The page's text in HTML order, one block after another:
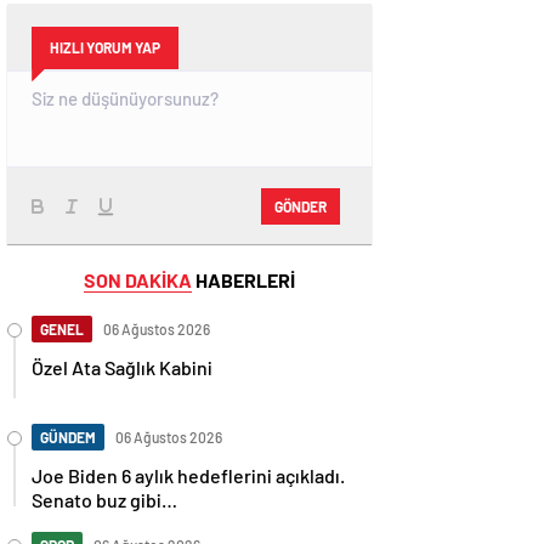
HIZLI YORUM YAP
GÖNDER
SON DAKİKA HABERLERİ
GENEL 06 Ağustos 2026
Özel Ata Sağlık Kabini
GÜNDEM 06 Ağustos 2026
Joe Biden 6 aylık hedeflerini açıkladı.
Senato buz gibi…